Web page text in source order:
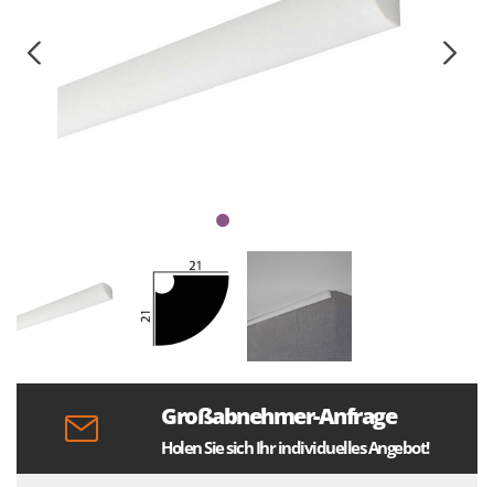
Großabnehmer-Anfrage
Holen Sie sich Ihr individuelles Angebot!